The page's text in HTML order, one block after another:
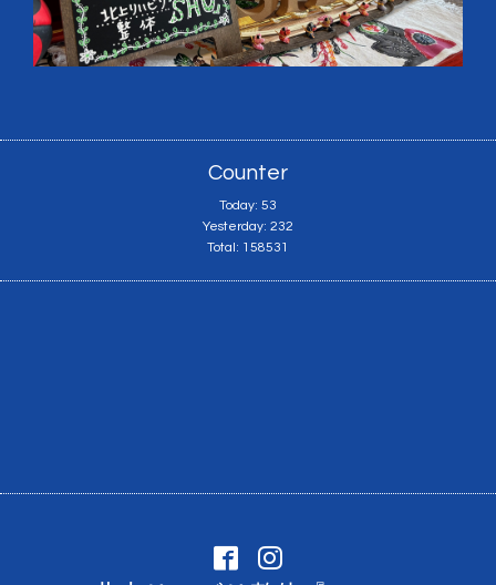
Counter
Today: 53
Yesterday: 232
Total: 158531